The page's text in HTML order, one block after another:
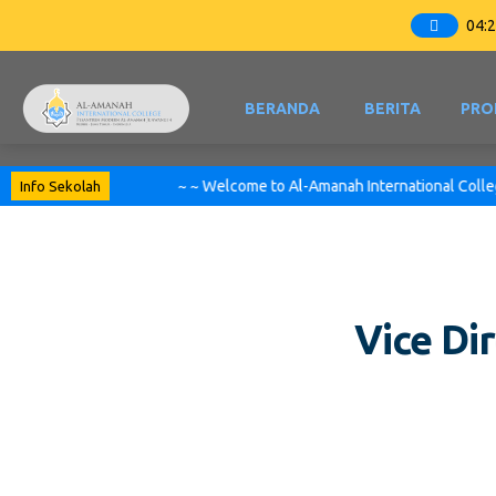
04:
BERANDA BERITA
Info Sekolah ~ ~ Welcome to Al-Amanah International
Vice